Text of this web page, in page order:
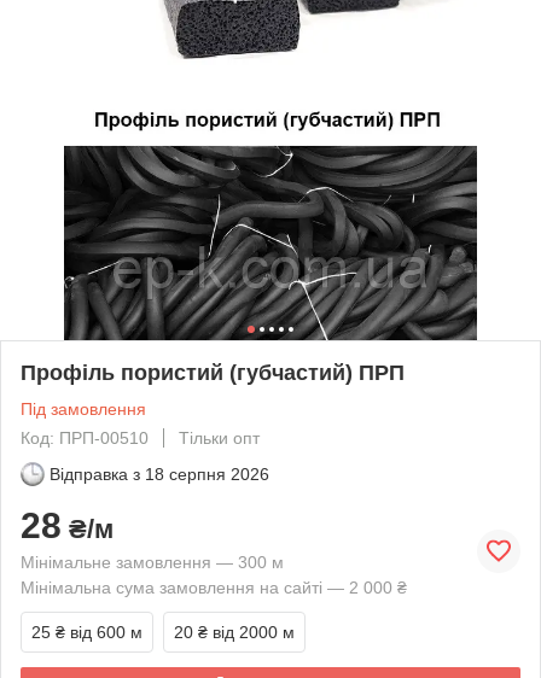
Профіль пористий (губчастий) ПРП
Під замовлення
Код: ПРП-00510
Тільки опт
Відправка з 18 серпня 2026
28 ₴/м
Мінімальне замовлення — 300 м
Мінімальна сума замовлення на сайті — 2 000 ₴
25 ₴ від 600 м 20 ₴ від 2000 м